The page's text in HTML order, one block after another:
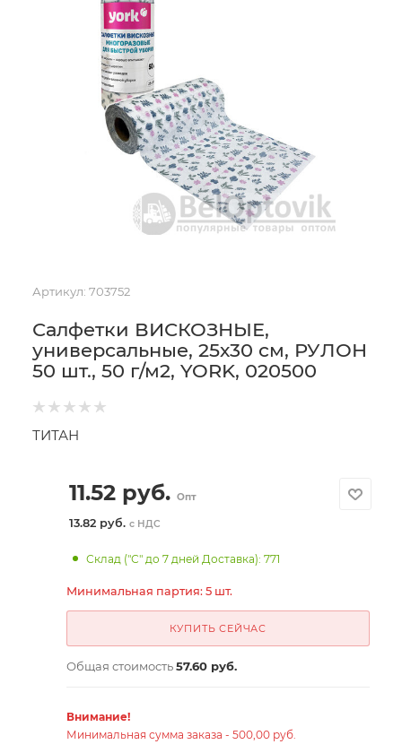
Артикул: 703752
Салфетки ВИСКОЗНЫЕ,
универсальные, 25х30 см, РУЛОН
50 шт., 50 г/м2, YORK, 020500
ТИТАН
11.52руб. Опт
13.82 руб. с НДС
Склад ("С" до 7 дней Доставка): 771
Минимальная партия: 5 шт.
КУПИТЬ СЕЙЧАС
Общая стоимость57.60 руб.
Внимание!
Минимальная сумма заказа - 500,00 руб.